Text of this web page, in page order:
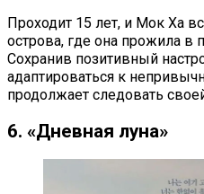
Проходит 15 лет, и Мок Ха
острова, где она прожила в
Сохранив позитивный
адаптироваться к
продолжает следовать
6. «Дневная луна»